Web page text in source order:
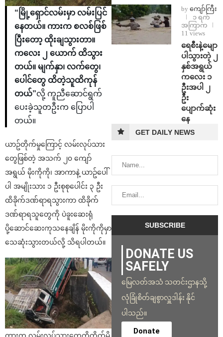
“မြို့ရှောင်လမ်းမှာ လမ်းပြင်
နေတယ်။ ကားက စလစ်ဖြစ်
ပြီးတော့ ထိုးချသွားတာ။
ကလေး ၂ ယောက် ထိသွား
တယ်။ မျက်နှာ၊ လက်တွေ၊
ပေါင်တွေ ထိတဲ့သူထိကုန်
တယ်”လို့ ကူညီဆောင်ရွက်
ပေးခဲ့သူတဦးက ပြောပါ
တယ်။
ယာဥ်တိုက်မှုကြောင့် လမ်းလုပ်သား
တွေဖြစ်တဲ့ အသက် ၂၀ ကျော်
အရွယ် မိုးကိုကို၊ အာကာနဲ့ ယာဥ်ပေါ်
ပါ အမျိုးသား ၁ ဦးစုစုပေါင်း ၃ ဦး
ထိခိုက်ဒဏ်ရာရသွားကာ ထိခိုက်
ဒဏ်ရာရသူတွေကို ပဲခူးဆေးရုံ
ပို့ဆောင်ဆေးကုသနေချိန် မိုးကိုကိုမှာ
သေဆုံးသွားတယ်လို့ သိရပါတယ်။
by ကျော်ကြီး
၁ ရက်
အကြာက
11 views
ရေစီးနဲ့မျော
ပါသွားတဲ့ ၂
နှစ်အရွယ်
ကလေး ၁
ဦးအပါ ၂
ဦး
ပျောက်ဆုံး
နေ
GET DAILY NEWS
DONATE US
SAFELY
မြေလတ်အသံ သတင်းဌာနသို့
လုံခြုံစိတ်ချစွာလှူဒါန်း နိုင်
ပါသည်။
Donate